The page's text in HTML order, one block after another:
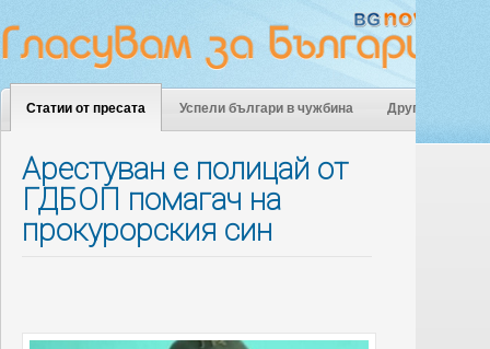
Статии от пресата Успели българи в чужбина Други
Арестуван е полицай от
ГДБОП помагач на
прокурорския син